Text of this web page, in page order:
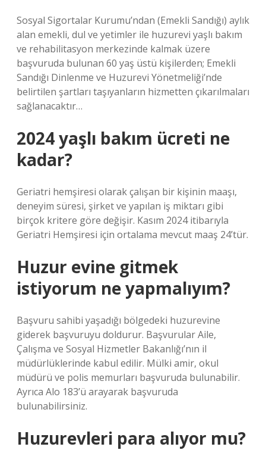
Sosyal Sigortalar Kurumu’ndan (Emekli Sandığı) aylık
alan emekli, dul ve yetimler ile huzurevi yaşlı bakım
ve rehabilitasyon merkezinde kalmak üzere
başvuruda bulunan 60 yaş üstü kişilerden; Emekli
Sandığı Dinlenme ve Huzurevi Yönetmeliği’nde
belirtilen şartları taşıyanların hizmetten çıkarılmaları
sağlanacaktır…
2024 yaşlı bakım ücreti ne
kadar?
Geriatri hemşiresi olarak çalışan bir kişinin maaşı,
deneyim süresi, şirket ve yapılan iş miktarı gibi
birçok kritere göre değişir. Kasım 2024 itibarıyla
Geriatri Hemşiresi için ortalama mevcut maaş 24’tür.
Huzur evine gitmek
istiyorum ne yapmalıyım?
Başvuru sahibi yaşadığı bölgedeki huzurevine
giderek başvuruyu doldurur. Başvurular Aile,
Çalışma ve Sosyal Hizmetler Bakanlığı’nın il
müdürlüklerinde kabul edilir. Mülki amir, okul
müdürü ve polis memurları başvuruda bulunabilir.
Ayrıca Alo 183’ü arayarak başvuruda
bulunabilirsiniz.
Huzurevleri para alıyor mu?